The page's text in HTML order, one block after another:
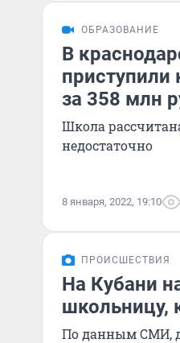
ОБРАЗОВАНИЕ
В
приступили
за 358 млн
Школа
недостаточно
8 января, 2022, 19:10
ПРОИСШЕСТВИЯ
На Кубани
школьницу,
По данным СМИ,